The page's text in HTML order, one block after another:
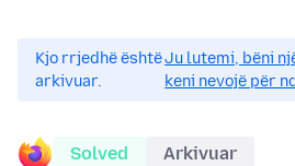
Kjo rrjedhë është
arkivuar.
Ju lutemi, bëni
keni nevojë për
Solved Arkivuar